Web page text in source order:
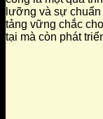
lưỡng và sự
tảng vững chắc
tại mà còn phát